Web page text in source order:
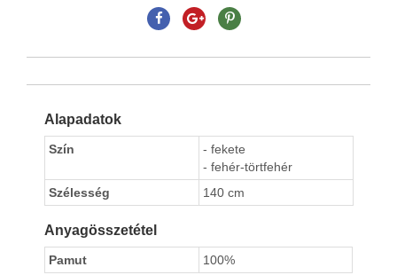
Alapadatok
Szín
- fekete
- fehér-törtfehér
Szélesség
140 cm
Anyagösszetétel
Pamut 100%